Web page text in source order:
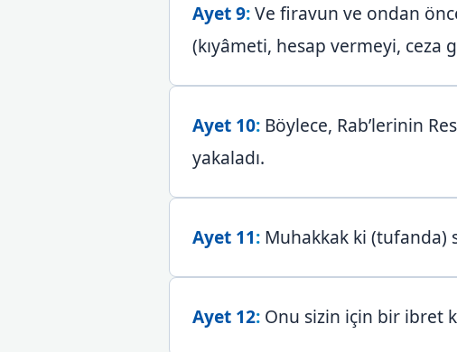
Ayet 9:Ve firavun ve ondan
(kıyâmeti, hesap vermeyi,
Ayet 10: Böylece, Rab’lerinin
yakaladı.
Ayet 11: Muhakkak ki (tufanda)
Ayet 12: Onu sizin için bir ibret